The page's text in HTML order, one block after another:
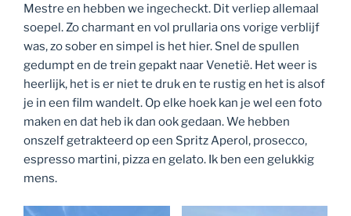
Mestre en hebben we ingecheckt. Dit verliep allemaal
soepel. Zo charmant en vol prullaria ons vorige verblijf
was, zo sober en simpel is het hier. Snel de spullen
gedumpt en de trein gepakt naar Venetië. Het weer is
heerlijk, het is er niet te druk en te rustig en het is alsof
je in een film wandelt. Op elke hoek kan je wel een foto
maken en dat heb ik dan ook gedaan. We hebben
onszelf getrakteerd op een Spritz Aperol, prosecco,
espresso martini, pizza en gelato. Ik ben een gelukkig
mens.